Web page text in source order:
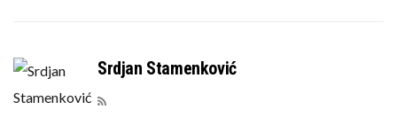
Srdjan Stamenković